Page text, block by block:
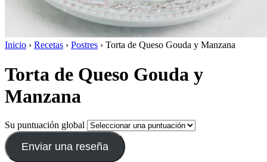
Inicio › Recetas › Postres › Torta de Queso Gouda y Manzana
Torta de Queso Gouda y
Manzana
Su puntuación global
Enviar una reseña